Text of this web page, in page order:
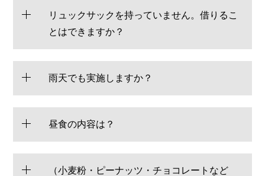
リュックサックを持っていません。借りるこ
とはできますか？
雨天でも実施しますか？
昼食の内容は？
（小麦粉・ピーナッツ・チョコレートなど